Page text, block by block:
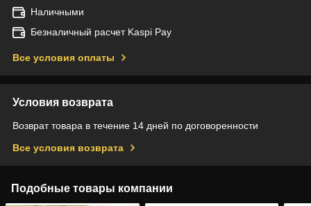
Наличными
Безналичный расчет Kaspi Pay
Все условия оплаты
Условия возврата
Возврат товара в течение 14 дней по договоренности
Все условия возврата
Подобные товары компании